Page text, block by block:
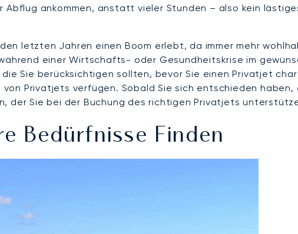
ankommen, anstatt vieler Stunden – also kein
letzten Jahren einen Boom erlebt, da immer mehr
einer Wirtschafts- oder Gesundheitskrise im
Sie berücksichtigen sollten, bevor Sie einen Privatjet
Privatjets verfügen. Sobald Sie sich entschieden haben,
der Sie bei der Buchung des richtigen Privatjets
Bedürfnisse Finden